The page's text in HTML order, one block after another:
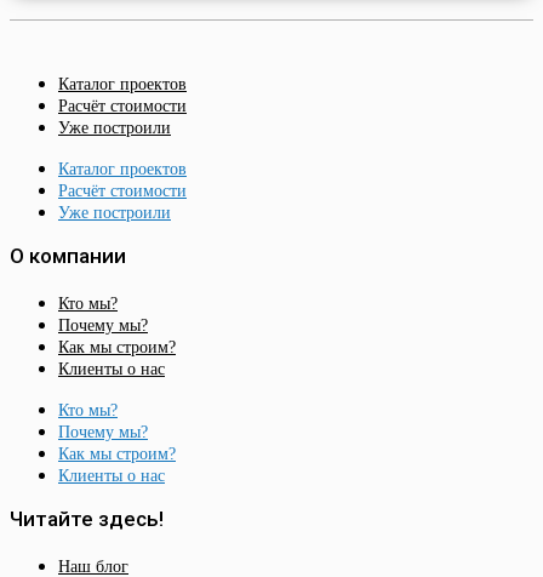
Каталог проектов
Расчёт стоимости
Уже построили
Каталог проектов
Расчёт стоимости
Уже построили
О компании
Кто мы?
Почему мы?
Как мы строим?
Клиенты о нас
Кто мы?
Почему мы?
Как мы строим?
Клиенты о нас
Читайте здесь!
Наш блог